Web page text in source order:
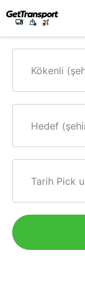
Kökenli
Hedef
Tarih Pick